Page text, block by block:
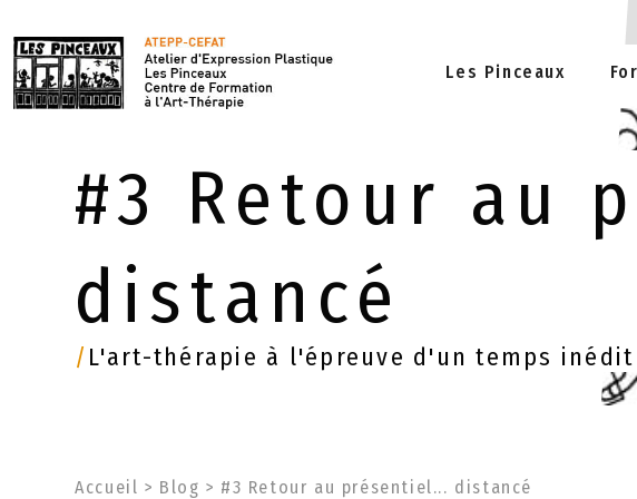
Les Pinceaux
#3 Retour au
distancé
/ L'art-thérapie à l'épreuve d'un temps inédit
Accueil > Blog > #3 Retour au présentiel... distancé